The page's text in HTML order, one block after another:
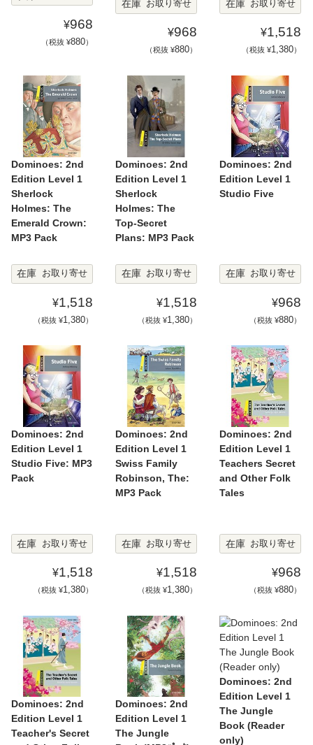
¥968
（税抜 ¥880）
在庫 お取り寄せ
¥968
（税抜 ¥880）
在庫 お取り寄せ
¥1,518
（税抜 ¥1,380）
Dominoes: 2nd
Edition Level 1
Sherlock
Holmes: The
Emerald Crown:
MP3 Pack
在庫 お取り寄せ
¥1,518
（税抜 ¥1,380）
Dominoes: 2nd
Edition Level 1
Sherlock
Holmes: The
Top-Secret
Plans: MP3 Pack
在庫 お取り寄せ
¥1,518
（税抜 ¥1,380）
Dominoes: 2nd
Edition Level 1
Studio Five
在庫 お取り寄せ
¥968
（税抜 ¥880）
Dominoes: 2nd
Edition Level 1
Studio Five: MP3
Pack
在庫 お取り寄せ
¥1,518
（税抜 ¥1,380）
Dominoes: 2nd
Edition Level 1
Swiss Family
Robinson, The:
MP3 Pack
在庫 お取り寄せ
¥1,518
（税抜 ¥1,380）
Dominoes: 2nd
Edition Level 1
Teachers Secret
and Other Folk
Tales
在庫 お取り寄せ
¥968
（税抜 ¥880）
Dominoes: 2nd
Edition Level 1
Teacher's Secret
Dominoes: 2nd
Edition Level 1
The Jungle
Dominoes: 2nd
Edition Level 1
The Jungle
Book (Reader
only)